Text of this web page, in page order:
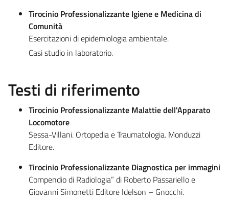
Tirocinio Professionalizzante Igiene e Medicina di
Comunità
Esercitazioni di epidemiologia ambientale.
Casi studio in laboratorio.
Testi di riferimento
Tirocinio Professionalizzante Malattie dell'Apparato
Locomotore
Sessa-Villani. Ortopedia e Traumatologia. Monduzzi
Editore.
Tirocinio Professionalizzante Diagnostica per immagini
Compendio di Radiologia” di Roberto Passariello e
Giovanni Simonetti Editore Idelson – Gnocchi.